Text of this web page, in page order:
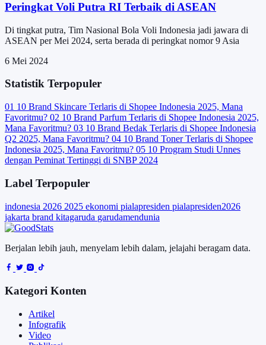
Peringkat Voli Putra RI Terbaik di ASEAN
Di tingkat putra, Tim Nasional Bola Voli Indonesia jadi jawara di
ASEAN per Mei 2024, serta berada di peringkat nomor 9 Asia
6 Mei 2024
Statistik Terpopuler
01 10 Brand Skincare Terlaris di Shopee Indonesia 2025, Mana
Favoritmu? 02 10 Brand Parfum Terlaris di Shopee Indonesia 2025,
Mana Favoritmu? 03 10 Brand Bedak Terlaris di Shopee Indonesia
Q2 2025, Mana Favoritmu? 04 10 Brand Toner Terlaris di Shopee
Indonesia 2025, Mana Favoritmu? 05 10 Program Studi Unnes
dengan Peminat Tertinggi di SNBP 2024
Label Terpopuler
indonesia 2026 2025 ekonomi pialapresiden pialapresiden2026
jakarta brand kitagaruda garudamendunia
Berjalan lebih jauh, menyelam lebih dalam, jelajahi beragam data.
Kategori Konten
Artikel
Infografik
Video